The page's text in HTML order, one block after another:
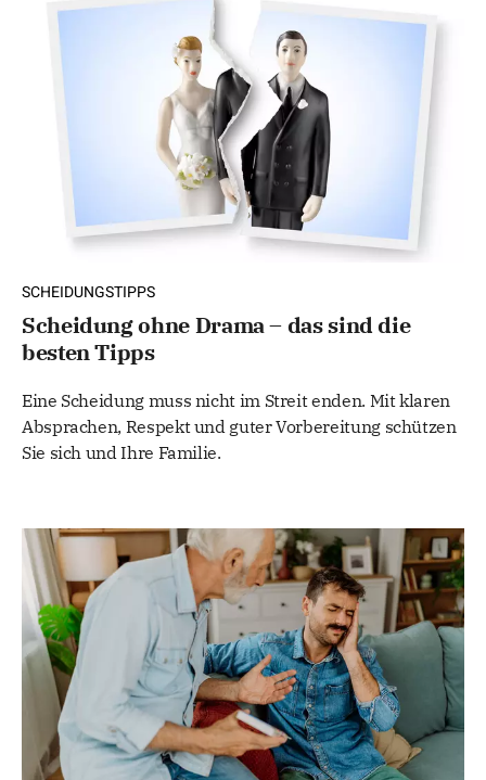
SCHEIDUNGSTIPPS
Scheidung ohne Drama – das sind die
besten Tipps
Eine Scheidung muss nicht im Streit enden. Mit klaren
Absprachen, Respekt und guter Vorbereitung schützen
Sie sich und Ihre Familie.